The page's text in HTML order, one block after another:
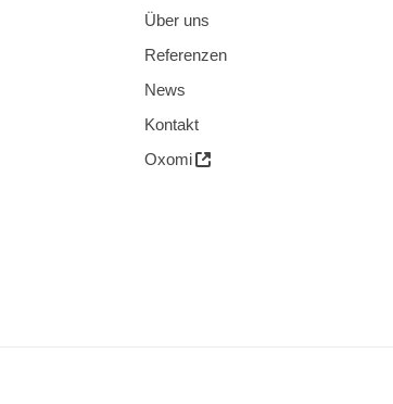
Über uns
Referenzen
News
Kontakt
Oxomi